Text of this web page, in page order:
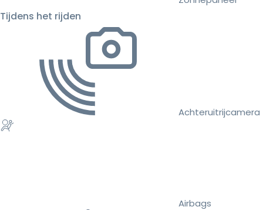
Tijdens het rijden
Achteruitrijcamera
Airbags